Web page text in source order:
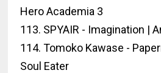
Hero Academia 3
113. SPYAIR - Imagination |
114. Tomoko Kawase -
Soul Eater